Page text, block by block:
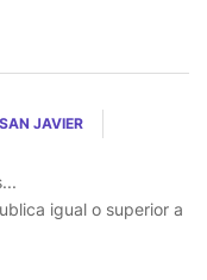
JAVIER
igual o superior a